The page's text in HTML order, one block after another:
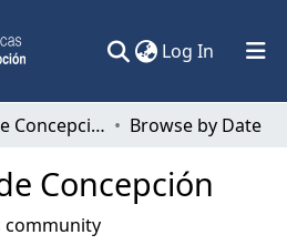
Log In (current)
Universidad de Concepción Browse by Date
Concepción
community